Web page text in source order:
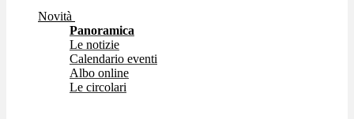
Novità
Panoramica
Le notizie
Calendario eventi
Albo online
Le circolari